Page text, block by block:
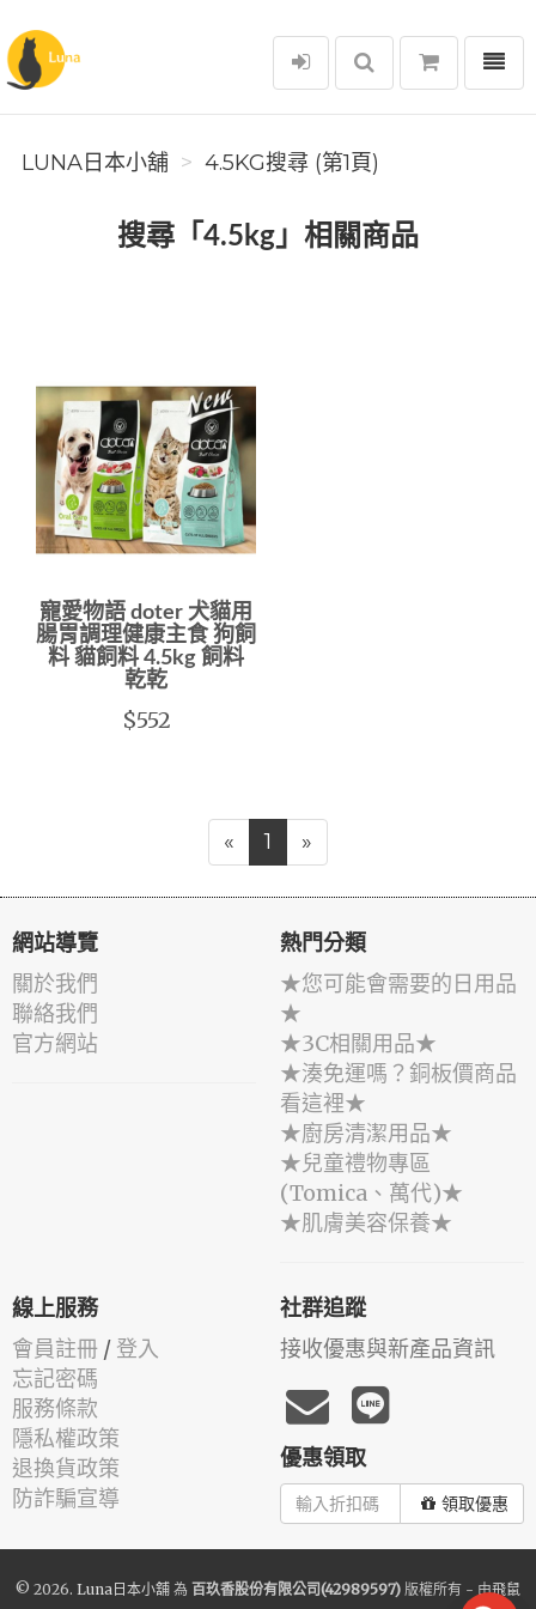
Luna日本小舖
選單
LUNA日本小舖 4.5KG搜尋 (第1頁)
搜尋「4.5kg」相關商品
寵愛物語 doter 犬貓用
腸胃調理健康主食 狗飼
料 貓飼料 4.5kg 飼料
乾乾
$552
« 1 »
網站導覽
關於我們
聯絡我們
官方網站
熱門分類
★您可能會需要的日用品
★
★3C相關用品★
★湊免運嗎？銅板價商品
看這裡★
★廚房清潔用品★
★兒童禮物專區
(Tomica、萬代)★
★肌膚美容保養★
線上服務
會員註冊 / 登入
忘記密碼
服務條款
隱私權政策
退換貨政策
防詐騙宣導
社群追蹤
接收優惠與新產品資訊
優惠領取
領取優惠
© 2026. Luna日本小舖 為 百玖香股份有限公司(42989597) 版權所有 - 由飛鼠